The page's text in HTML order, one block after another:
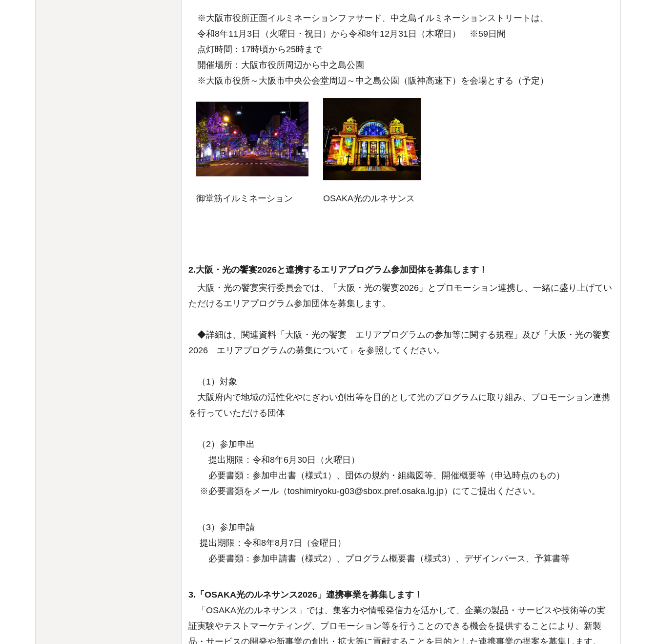
※大阪市役所正面イルミネーションファサード、中之島イルミネーションストリートは、
令和8年11月3日（火曜日・祝日）から令和8年12月31日（木曜日） ※59日間
点灯時間：17時頃から25時まで
開催場所：大阪市役所周辺から中之島公園
※大阪市役所～大阪市中央公会堂周辺～中之島公園（阪神高速下）を会場とする（予定）
御堂筋イルミネーション OSAKA光のルネサンス
2.大阪・光の饗宴2026と連携するエリアプログラム参加団体を募集します！
大阪・光の饗宴実行委員会では、「大阪・光の饗宴2026」とプロモーション連携し、一緒に盛り上げてい
ただけるエリアプログラム参加団体を募集します。
◆詳細は、関連資料「大阪・光の饗宴 エリアプログラムの参加等に関する規程」及び「大阪・光の饗宴
2026 エリアプログラムの募集について」を参照してください。
（1）対象
大阪府内で地域の活性化やにぎわい創出等を目的として光のプログラムに取り組み、プロモーション連携
を行っていただける団体
（2）参加申出
提出期限：令和8年6月30日（火曜日）
必要書類：参加申出書（様式1）、団体の規約・組織図等、開催概要等（申込時点のもの）
※必要書類をメール（toshimiryoku-g03@sbox.pref.osaka.lg.jp）にてご提出ください。
（3）参加申請
提出期限：令和8年8月7日（金曜日）
必要書類：参加申請書（様式2）、プログラム概要書（様式3）、デザインパース、予算書等
3.「OSAKA光のルネサンス2026」連携事業を募集します！
「OSAKA光のルネサンス」では、集客力や情報発信力を活かして、企業の製品・サービスや技術等の実
証実験やテストマーケティング、プロモーション等を行うことのできる機会を提供することにより、新製
品・サービスの開発や新事業の創出・拡大等に貢献することを目的とした連携事業の提案を募集します。